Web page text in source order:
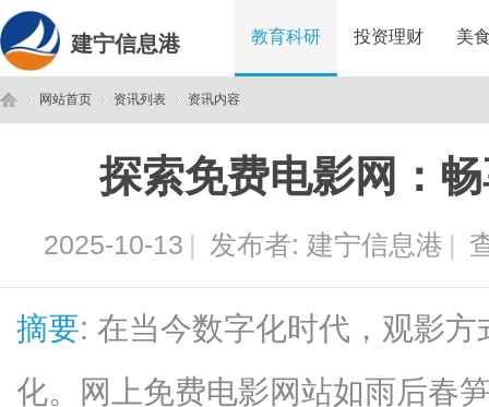
建宁信息港 教育科研 投资理财 美
网站首页 资讯列表
›
资讯内容
探索免费电影网：
2025-10-13 | 发布者: 建宁信息港 |
摘要: 在当今数字化时代，观影
化。网上免费电影网站如雨后春